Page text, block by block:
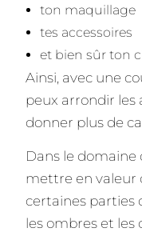
ton maquillage
tes accessoires
et bien sûr ton
Ainsi, avec une
peux arrondir les
donner plus de
Dans le
mettre en valeur
certaines parties
les ombres et les